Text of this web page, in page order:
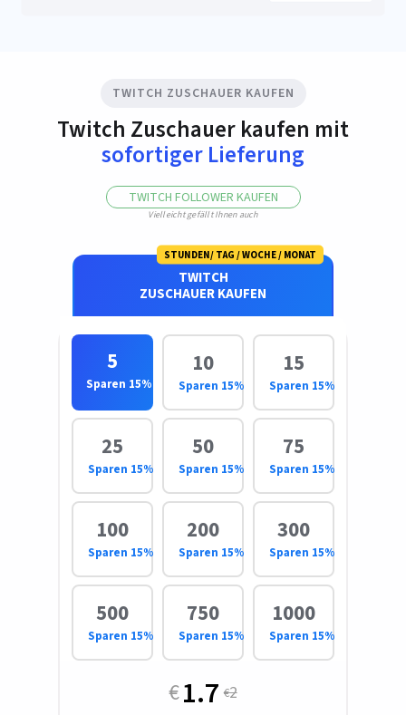
TWITCH ZUSCHAUER KAUFEN
Twitch Zuschauer kaufen mit
sofortiger Lieferung
TWITCH FOLLOWER KAUFEN
Vielleicht gefällt Ihnen auch
TWITCH
ZUSCHAUER KAUFEN
5
Sparen 15%
10
Sparen 15%
15
Sparen 15%
25
Sparen 15%
50
Sparen 15%
75
Sparen 15%
100
Sparen 15%
200
Sparen 15%
300
Sparen 15%
500
Sparen 15%
750
Sparen 15%
1000
Sparen 15%
1.7 2